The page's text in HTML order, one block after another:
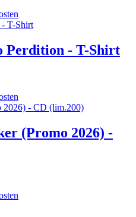
Perdition - T-Shirt
(Promo 2026) -